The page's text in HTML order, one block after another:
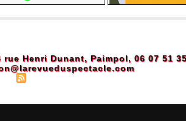
Henri Dunant, Paimpol, 06 07 51